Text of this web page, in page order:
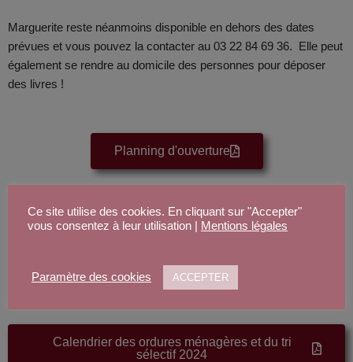
Marguerite reste néanmoins disponible en dehors des dates
prévues et vous pouvez la contacter au 03 22 84 69 36. Elle peut
également se rendre au domicile des personnes pour déposer
des livres !
Planning d'ouverture
communes de Haute Somme.
Calendrier des ordures ménagères et du tri
sélectif 2024
Ce site utilise des cookies. En cliquant sur "Accepter"
vous consentez à leur utilisation |
Mentions légales
Paramètre des cookies ACCEPTER